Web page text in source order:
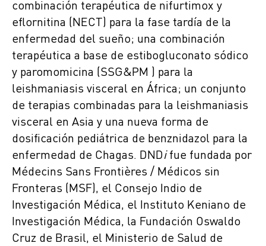
combinación terapéutica de nifurtimox y
eflornitina (NECT) para la fase tardía de la
enfermedad del sueño; una combinación
terapéutica a base de estibogluconato sódico
y paromomicina (SSG&PM ) para la
leishmaniasis visceral en África; un conjunto
de terapias combinadas para la leishmaniasis
visceral en Asia y una nueva forma de
dosificación pediátrica de benznidazol para la
enfermedad de Chagas. DNDifue fundada por
Médecins Sans Frontières / Médicos sin
Fronteras (MSF), el Consejo Indio de
Investigación Médica, el Instituto Keniano de
Investigación Médica, la Fundación Oswaldo
Cruz de Brasil, el Ministerio de Salud de